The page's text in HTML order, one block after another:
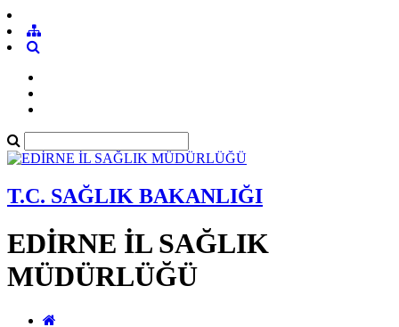
T.C. SAĞLIK BAKANLIĞI
EDİRNE İL SAĞLIK
MÜDÜRLÜĞÜ